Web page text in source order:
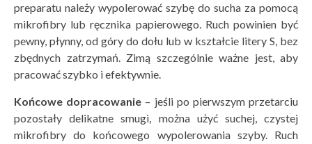
preparatu należy wypolerować szybę do sucha za pomocą
mikrofibry lub ręcznika papierowego. Ruch powinien być
pewny, płynny, od góry do dołu lub w kształcie litery S, bez
zbędnych zatrzymań. Zimą szczególnie ważne jest, aby
pracować szybko i efektywnie.
Końcowe dopracowanie – jeśli po pierwszym przetarciu
pozostały delikatne smugi, można użyć suchej, czystej
mikrofibry do końcowego wypolerowania szyby. Ruch